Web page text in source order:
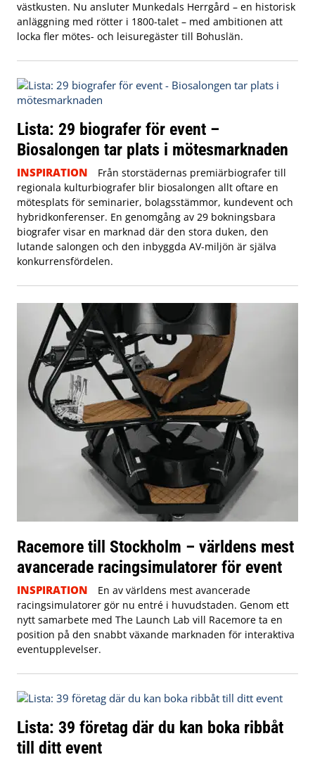
västkusten. Nu ansluter Munkedals Herrgård – en historisk
anläggning med rötter i 1800-talet – med ambitionen att
locka fler mötes- och leisuregäster till Bohuslän.
Lista: 29 biografer för event –
Biosalongen tar plats i mötesmarknaden
INSPIRATION
Från storstädernas premiärbiografer till
regionala kulturbiografer blir biosalongen allt oftare en
mötesplats för seminarier, bolagsstämmor, kundevent och
hybridkonferenser. En genomgång av 29 bokningsbara
biografer visar en marknad där den stora duken, den
lutande salongen och den inbyggda AV-miljön är själva
konkurrensfördelen.
Racemore till Stockholm – världens mest
avancerade racingsimulatorer för event
INSPIRATION
En av världens mest avancerade
racingsimulatorer gör nu entré i huvudstaden. Genom ett
nytt samarbete med The Launch Lab vill Racemore ta en
position på den snabbt växande marknaden för interaktiva
eventupplevelser.
Lista: 39 företag där du kan boka ribbåt
till ditt event